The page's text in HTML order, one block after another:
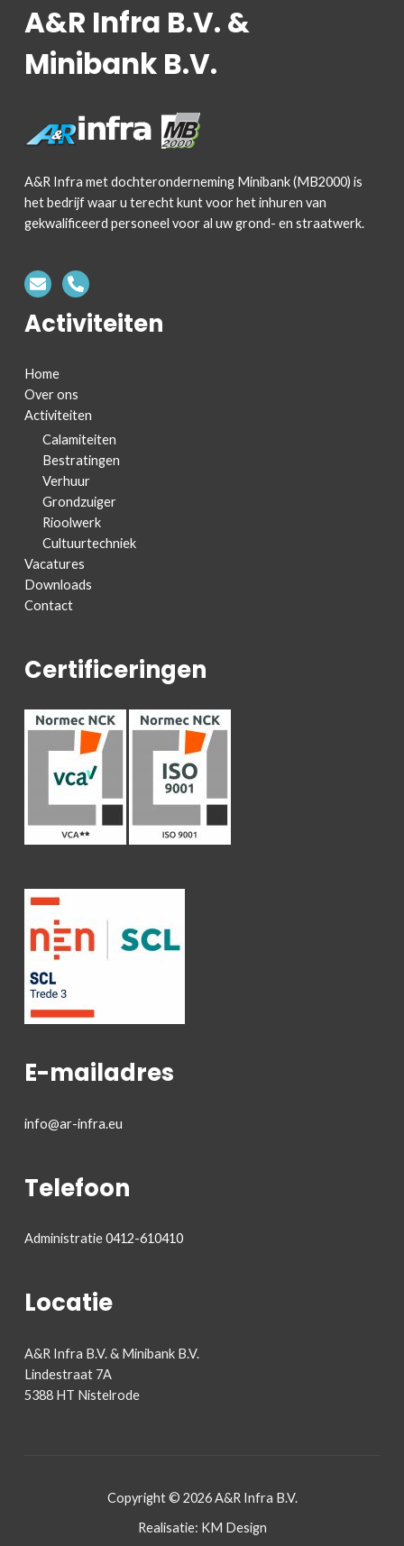
A&R Infra B.V. &
Minibank B.V.
A&R Infra met dochteronderneming Minibank (MB2000) is
het bedrijf waar u terecht kunt voor het inhuren van
gekwalificeerd personeel voor al uw grond- en straatwerk.
Activiteiten
Home
Over ons
Activiteiten
Calamiteiten
Bestratingen
Verhuur
Grondzuiger
Rioolwerk
Cultuurtechniek
Vacatures
Downloads
Contact
Certificeringen
E-mailadres
info@ar-infra.eu
Telefoon
Administratie0412-610410
Locatie
A&R Infra B.V. & Minibank B.V.
Lindestraat 7A
5388 HT Nistelrode
Copyright © 2026 A&R Infra B.V.
Realisatie: KM Design